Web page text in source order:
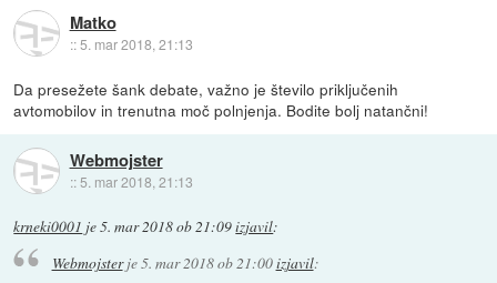
Matko
::5. mar 2018, 21:13
Da presežete šank debate, važno je število priključenih
avtomobilov in trenutna moč polnjenja. Bodite bolj natančni!
Webmojster
:: 5. mar 2018, 21:13
krneki0001 je5. mar 2018 ob 21:09izjavil:
Webmojsterje5. mar 2018 ob 21:00izjavil: